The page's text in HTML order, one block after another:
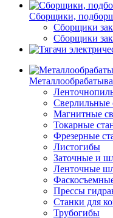
Сборщики,
Сборщики
Сборщики
Сверлильные
Магнитные
Токарные
Фрезерные
Листогибы
Заточные и
Ленточные
Прессы
Станки для
Трубогибы